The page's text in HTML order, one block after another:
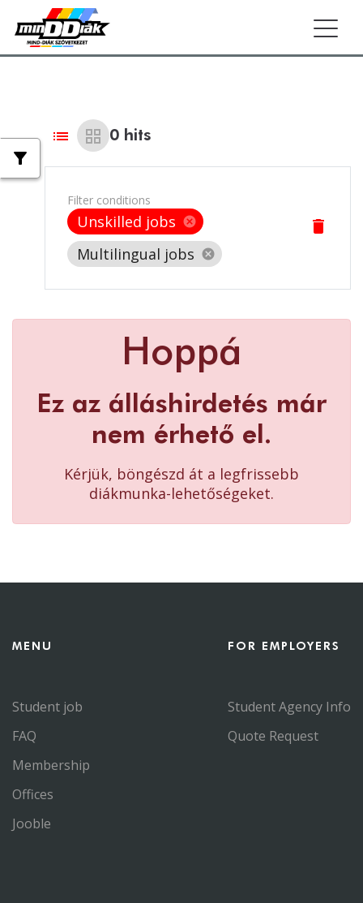
list grid_view 0 hits
Filter conditions
Unskilled jobs cancel
Multilingual jobs cancel
delete
Hoppá
Ez az álláshirdetés már
nem érhető el.
Kérjük, böngészd át a legfrissebb
diákmunka-lehetőségeket.
filter_alt
MENU
Student job
FAQ
Membership
Offices
Jooble
FOR EMPLOYERS
Student Agency Info
Quote Request